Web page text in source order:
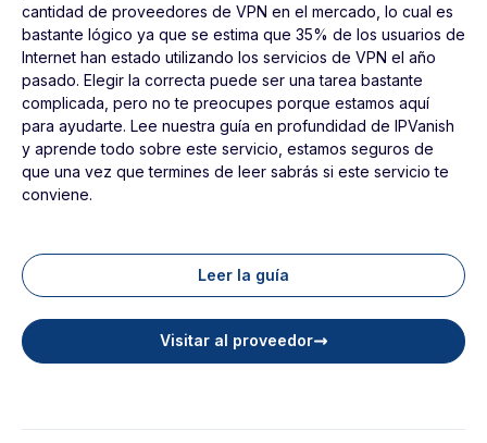
cantidad de proveedores de VPN en el mercado, lo cual es
bastante lógico ya que se estima que 35% de los usuarios de
Internet han estado utilizando los servicios de VPN el año
pasado. Elegir la correcta puede ser una tarea bastante
complicada, pero no te preocupes porque estamos aquí
para ayudarte. Lee nuestra guía en profundidad de IPVanish
y aprende todo sobre este servicio, estamos seguros de
que una vez que termines de leer sabrás si este servicio te
conviene.
Leer la guía
Visitar al proveedor